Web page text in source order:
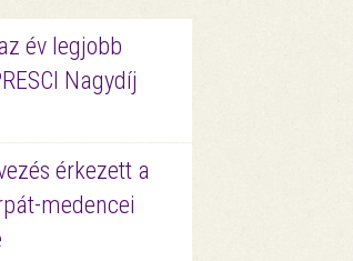
év legjobb
Nagydíj
érkezett a
medencei